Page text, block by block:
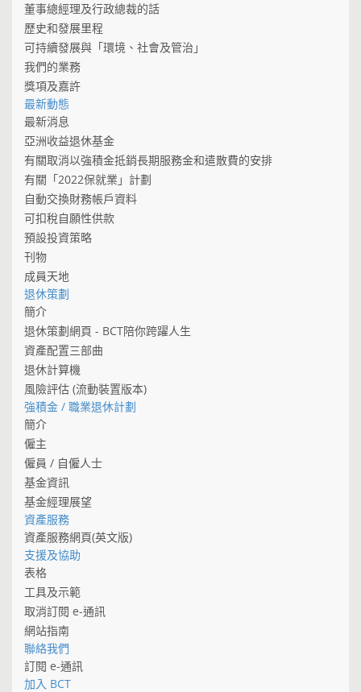
董事總經理及行政總裁的話
歷史和發展里程
可持續發展與「環境、社會及管治」
我們的業務
獎項及嘉許
最新動態
最新消息
亞洲收益退休基金
有關取消以強積金抵銷長期服務金和遣散費的安排
有關「2022保就業」計劃
自動交換財務帳戶資料
可扣稅自願性供款
預設投資策略
刊物
成員天地
退休策劃
簡介
退休策劃網頁 - BCT陪你跨躍人生
資產配置三部曲
退休計算機
風險評估 (流動裝置版本)
強積金 / 職業退休計劃
簡介
僱主
僱員 / 自僱人士
基金資訊
基金經理展望
資產服務
資產服務網頁(英文版)
支援及協助
表格
工具及示範
取消訂閱 e-通訊
網站指南
聯絡我們
訂閱 e-通訊
加入 BCT